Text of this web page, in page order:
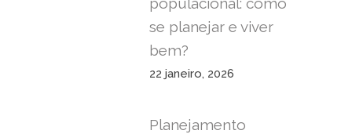
se planejar e viver
bem?
22 janeiro, 2026
Planejamento